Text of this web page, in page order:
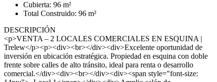
Cubierta: 96 m²
Total Construido: 96 m²
DESCRIPCIÓN
<p>VENTA – 2 LOCALES COMERCIALES EN ESQUINA |
Trelew</p><p><div><br></div><div>Excelente oportunidad de
inversión en ubicación estratégica. Propiedad en esquina con doble
frente sobre calles de alto tránsito, ideal para renta o desarrollo
comercial.</div><div><br></div><div><span style="font-size: